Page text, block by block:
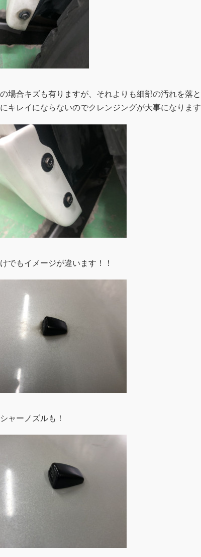
場合キズも有りますが、それよりも細部の汚れを落
キレイにならないのでクレンジングが大事になりま
でもイメージが違います！！
ャーノズルも！